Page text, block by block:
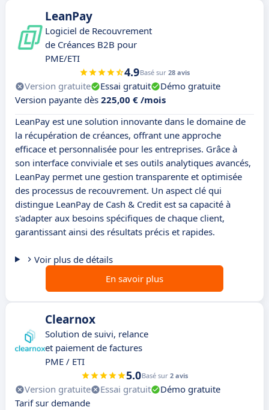
LeanPay
Logiciel de Recouvrement
de Créances B2B pour
PME/ETI
4.9Basé sur 28 avis
Version gratuite Essai gratuit
Démo gratuite
Version payante dès 225,00 € /mois
LeanPay est une solution innovante dans le domaine de
la récupération de créances, offrant une approche
efficace et personnalisée pour les entreprises. Grâce à
son interface conviviale et ses outils analytiques avancés,
LeanPay permet une gestion transparente et optimisée
des processus de recouvrement. Un aspect clé qui
distingue LeanPay de Cash & Credit est sa capacité à
s'adapter aux besoins spécifiques de chaque client,
garantissant ainsi des résultats précis et rapides.
Voir plus de détails
En savoir plus
Clearnox
Solution de suivi, relance
et paiement de factures
PME / ETI
5.0Basé sur 2 avis
Version gratuite Essai gratuit
Démo gratuite
Tarif sur demande